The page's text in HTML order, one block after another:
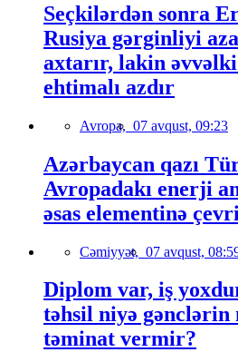
Seçkilərdən sonra
Rusiya gərginliyi
axtarır, lakin
ehtimalı azdır
Avropa, 07 avqust, 09:23
Azərbaycan qazı
Avropadakı enerji
əsas elementinə
Cəmiyyət, 07 avqust,
Diplom var, iş
təhsil niyə gənclərin
təminat vermir?